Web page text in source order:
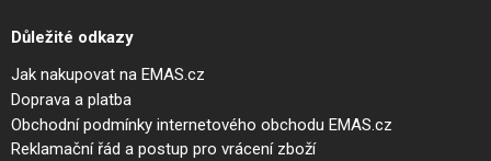
Důležité odkazy
Jak nakupovat na EMAS.cz
Doprava a platba
Obchodní podmínky internetového obchodu EMAS.cz
Reklamační řád a postup pro vrácení zboží